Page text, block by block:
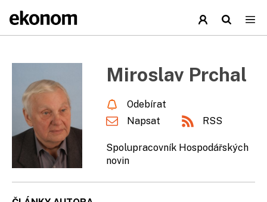
Miroslav Prchal
Odebírat
Napsat
RSS
Spolupracovník Hospodářských
novin